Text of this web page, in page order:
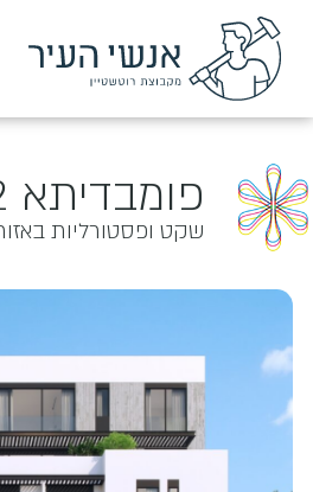
פומבדיתא 20-22
שקט ופסטורליות